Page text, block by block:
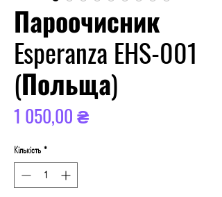
Пароочисник
Esperanza EHS-001
(Польща)
1 050,00 ₴Ціна
Кількість *